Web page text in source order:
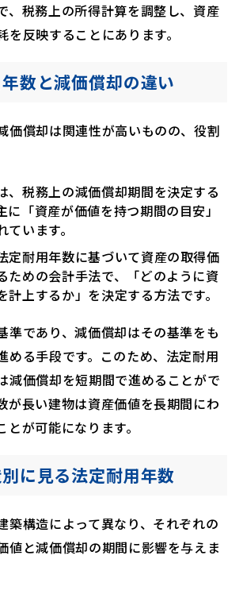
、税務上の所得計算を調整し、資産
を反映することにあります。
数と減価償却の違い
価償却は関連性が高いものの、役割
、税務上の減価償却期間を決定する
に「資産が価値を持つ期間の目安」
ています。
定耐用年数に基づいて資産の取得価
ための会計手法で、「どのように資
計上するか」を決定する方法です。
準であり、減価償却はその基準をも
める手段です。このため、法定耐用
減価償却を短期間で進めることがで
が長い建物は資産価値を長期間にわ
とが可能になります。
に見る法定耐用年数
築構造によって異なり、それぞれの
値と減価償却の期間に影響を与えま